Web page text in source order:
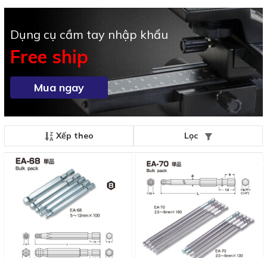
Dụng cụ cầm tay nhập khẩu
Free ship
Mua ngay
Xếp theo Lọc